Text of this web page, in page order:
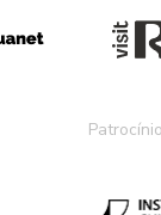
Patrocínio